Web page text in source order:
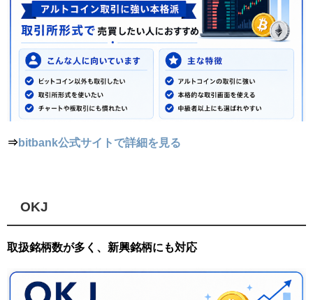
⇒bitbank公式サイトで詳細を見る
OKJ
取扱銘柄数が多く、新興銘柄にも対応